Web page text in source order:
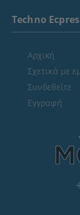
Techno
Αρχική
Σχετικά με
Συνδεθείτε
Εγγραφή